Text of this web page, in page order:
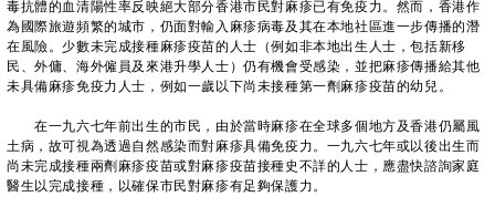
毒抗體的血清陽性率反映絕大部分香港市民對麻疹已有免疫力。然而，香港作
為國際旅遊頻繁的城市，仍面對輸入麻疹病毒及其在本地社區進一步傳播的潛
在風險。少數未完成接種麻疹疫苗的人士（例如非本地出生人士，包括新移
民、外傭、海外僱員及來港升學人士）仍有機會受感染，並把麻疹傳播給其他
未具備麻疹免疫力人士，例如一歲以下尚未接種第一劑麻疹疫苗的幼兒。
在一九六七年前出生的市民，由於當時麻疹在全球多個地方及香港仍屬風
土病，故可視為透過自然感染而對麻疹具備免疫力。一九六七年或以後出生而
尚未完成接種兩劑麻疹疫苗或對麻疹疫苗接種史不詳的人士，應盡快諮詢家庭
醫生以完成接種，以確保市民對麻疹有足夠保護力。